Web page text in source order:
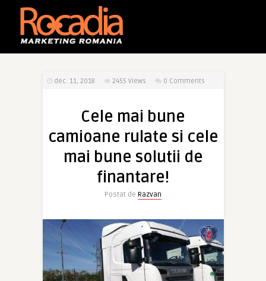
dec. 11, 2018 2455 Views 0 Comments
Cele mai bune
camioane rulate si cele
mai bune solutii de
finantare!
Postat de Razvan